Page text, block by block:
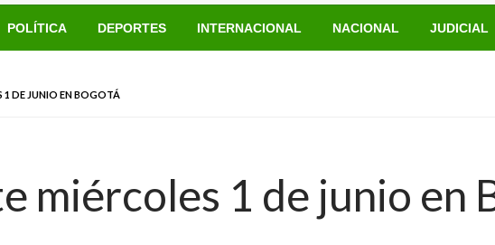
POLÍTICA DEPORTES INTERNACIONAL NACIONAL JUDICIAL
1 DE JUNIO EN BOGOTÁ
miércoles 1 de junio en